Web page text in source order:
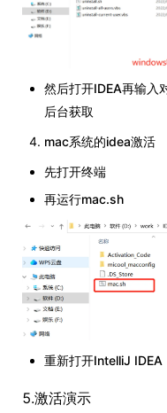
然后打开IDEA再输入
后台获取
mac系统的idea激活
先打开终端
再运行mac.sh
重新打开IntelliJ IDEA
5.激活演示